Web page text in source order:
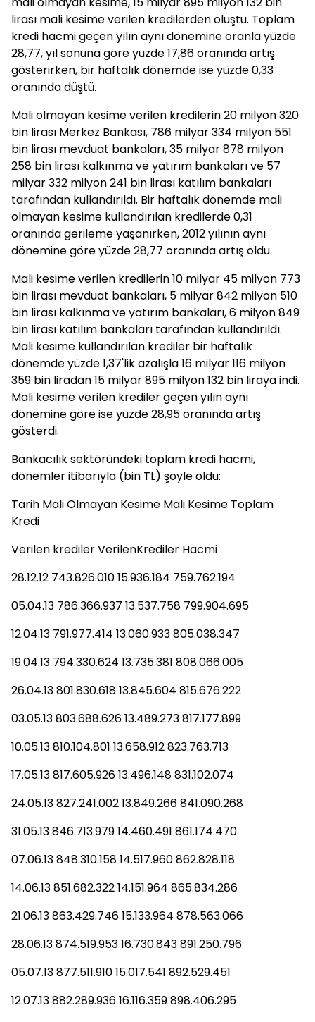
lirası mali kesime verilen kredilerden oluştu. Toplam
kredi hacmi geçen yılın aynı dönemine oranla yüzde
28,77, yıl sonuna göre yüzde 17,86 oranında artış
gösterirken, bir haftalık dönemde ise yüzde 0,33
oranında düştü.
Mali olmayan kesime verilen kredilerin 20 milyon 320
bin lirası Merkez Bankası, 786 milyar 334 milyon 551
bin lirası mevduat bankaları, 35 milyar 878 milyon
258 bin lirası kalkınma ve yatırım bankaları ve 57
milyar 332 milyon 241 bin lirası katılım bankaları
tarafından kullandırıldı. Bir haftalık dönemde mali
olmayan kesime kullandırılan kredilerde 0,31
oranında gerileme yaşanırken, 2012 yılının aynı
dönemine göre yüzde 28,77 oranında artış oldu.
Mali kesime verilen kredilerin 10 milyar 45 milyon 773
bin lirası mevduat bankaları, 5 milyar 842 milyon 510
bin lirası kalkınma ve yatırım bankaları, 6 milyon 849
bin lirası katılım bankaları tarafından kullandırıldı.
Mali kesime kullandırılan krediler bir haftalık
dönemde yüzde 1,37'lik azalışla 16 milyar 116 milyon
359 bin liradan 15 milyar 895 milyon 132 bin liraya indi.
Mali kesime verilen krediler geçen yılın aynı
dönemine göre ise yüzde 28,95 oranında artış
gösterdi.
Bankacılık sektöründeki toplam kredi hacmi,
dönemler itibarıyla (bin TL) şöyle oldu:
Tarih Mali Olmayan Kesime Mali Kesime Toplam
Kredi
Verilen krediler VerilenKrediler Hacmi
28.12.12 743.826.010 15.936.184 759.762.194
05.04.13 786.366.937 13.537.758 799.904.695
12.04.13 791.977.414 13.060.933 805.038.347
19.04.13 794.330.624 13.735.381 808.066.005
26.04.13 801.830.618 13.845.604 815.676.222
03.05.13 803.688.626 13.489.273 817.177.899
10.05.13 810.104.801 13.658.912 823.763.713
17.05.13 817.605.926 13.496.148 831.102.074
24.05.13 827.241.002 13.849.266 841.090.268
31.05.13 846.713.979 14.460.491 861.174.470
07.06.13 848.310.158 14.517.960 862.828.118
14.06.13 851.682.322 14.151.964 865.834.286
21.06.13 863.429.746 15.133.964 878.563.066
28.06.13 874.519.953 16.730.843 891.250.796
05.07.13 877.511.910 15.017.541 892.529.451
12.07.13 882.289.936 16.116.359 898.406.295